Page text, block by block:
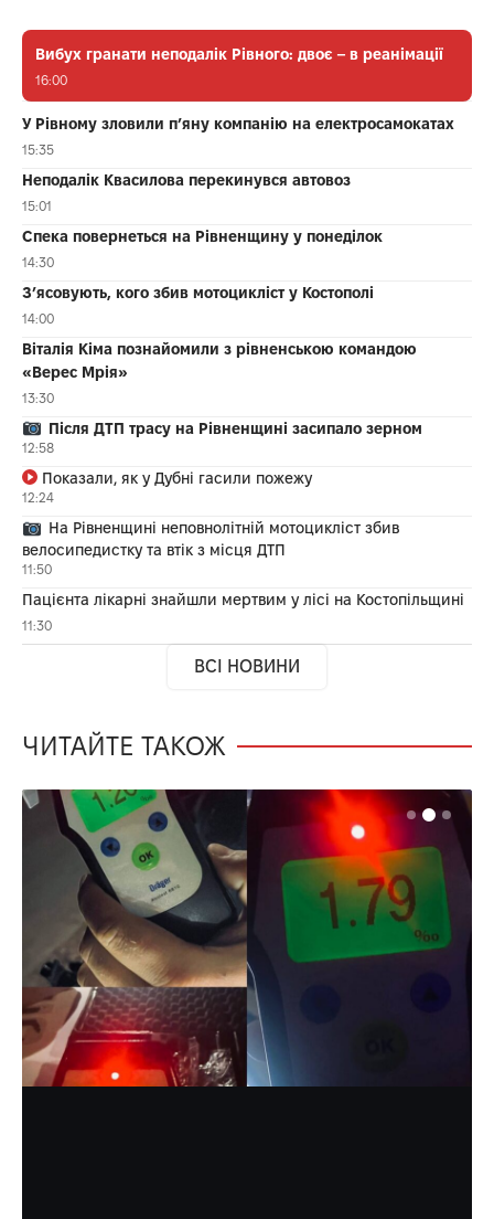
Вибух гранати неподалік Рівного: двоє – в реанімації
16:00
У Рівному зловили п’яну компанію на електросамокатах
15:35
Неподалік Квасилова перекинувся автовоз
15:01
Спека повернеться на Рівненщину у понеділок
14:30
З’ясовують, кого збив мотоцикліст у Костополі
14:00
Віталія Кіма познайомили з рівненською командою
«Верес Мрія»
13:30
Після ДТП трасу на Рівненщині засипало зерном
12:58
Показали, як у Дубні гасили пожежу
12:24
На Рівненщині неповнолітній мотоцикліст збив
велосипедистку та втік з місця ДТП
11:50
Пацієнта лікарні знайшли мертвим у лісі на Костопільщині
11:30
ВСІ НОВИНИ
ЧИТАЙТЕ ТАКОЖ
МІСТО НОВИНИ